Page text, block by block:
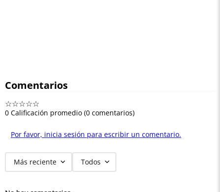
Comentarios
☆☆☆☆☆
0 Calificación promedio (0 comentarios)
Por favor, inicia sesión para escribir un comentario.
Más reciente Todos